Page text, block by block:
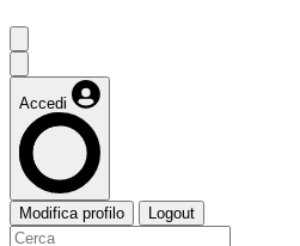
Accedi
Modifica profilo Logout